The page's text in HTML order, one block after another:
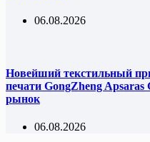
06.08.2026
Новейший текстильный
печати GongZheng Apsaras
рынок
06.08.2026